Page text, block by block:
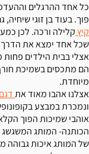
פוך. בעוד בן זוגי
קיץקלילה ורכה. לכן
שכל אחד ימצא את הדרך
אצלי בבית הילדים
הם מתכסים בשמיכת
מיוחדת.
אצלנו אהבו מאוד את
ונמכרת במבצע
אוהבי שמיכות הפוך
הכותנה- המותג המשגשג
של המותג איכות גבוהה